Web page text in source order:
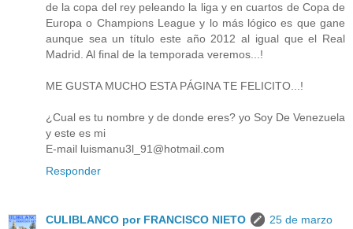
de la copa del rey peleando la liga y en cuartos de Copa de
Europa o Champions League y lo más lógico es que gane
aunque sea un título este año 2012 al igual que el Real
Madrid. Al final de la temporada veremos...!
ME GUSTA MUCHO ESTA PÁGINA TE FELICITO...!
¿Cual es tu nombre y de donde eres? yo Soy De Venezuela
y este es mi
E-mail luismanu3l_91@hotmail.com
Responder
CULIBLANCO por FRANCISCO NIETO
25 de marzo